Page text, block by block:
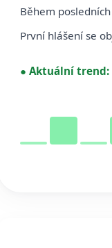
Během
První hlášení se
● Aktuální trend: